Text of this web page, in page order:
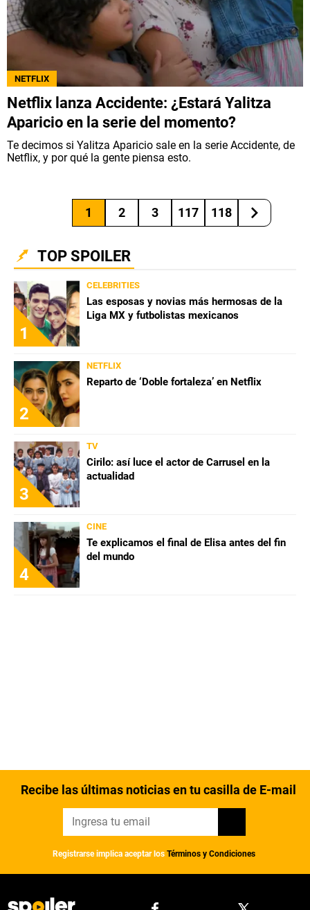
NETFLIX
Netflix lanza Accidente: ¿Estará Yalitza
Aparicio en la serie del momento?
Te decimos si Yalitza Aparicio sale en la serie Accidente, de
Netflix, y por qué la gente piensa esto.
1 2 3 117 118
TOP SPOILER
1
CELEBRITIES
Las esposas y novias más hermosas de la
Liga MX y futbolistas mexicanos
2
NETFLIX
Reparto de ‘Doble fortaleza’ en Netflix
3
TV
Cirilo: así luce el actor de Carrusel en la
actualidad
4
CINE
Te explicamos el final de Elisa antes del fin
del mundo
Recibe las últimas noticias en tu casilla de E-mail
Registrarse implica aceptar los Términos y Condiciones